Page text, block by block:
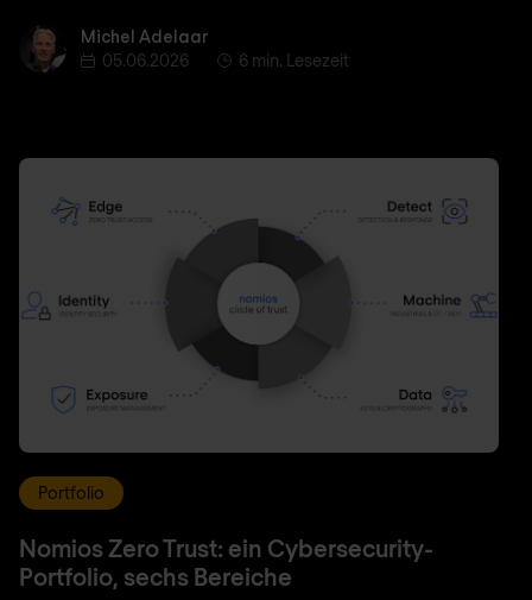
Michel Adelaar
Michel Adelaar
05.06.2026
6 min. Lesezeit
Portfolio
Nomios Zero Trust: ein Cybersecurity-
Portfolio, sechs Bereiche